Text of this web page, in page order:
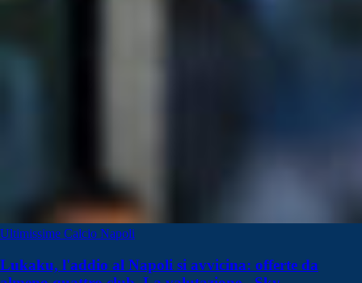
Ultimissime Calcio Napoli
Lukaku, l'addio al Napoli si avvicina: offerte da